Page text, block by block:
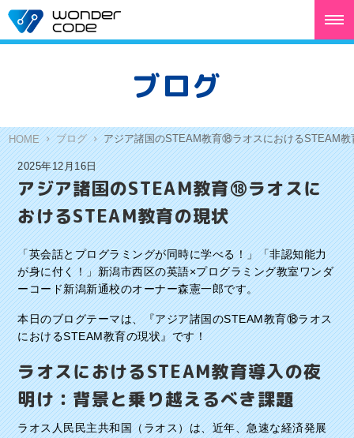
ブログ
HOME ブログ アジア諸国のSTEAM教育⑱ラオスにおけるSTEAM教
2025年12月16日
アジア諸国のSTEAM教育⑱ラオスに
おけるSTEAM教育の現状
「英会話とプログラミングが同時に学べる！」「非認知能力
が身に付く！」新潟市西区の英語×プログラミング教室ワンダ
ーコード新潟新通校のオーナー森憲一郎です。
本日のブログテーマは、『アジア諸国のSTEAM教育⑱ラオス
におけるSTEAM教育の現状』です！
ラオスにおけるSTEAM教育導入の夜
明け：背景と乗り越えるべき課題
ラオス人民民主共和国（ラオス）は、近年、急速な経済発展